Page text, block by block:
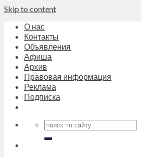
Skip to content
О нас
Контакты
Объявления
Афиша
Архив
Правовая информация
Реклама
Подписка